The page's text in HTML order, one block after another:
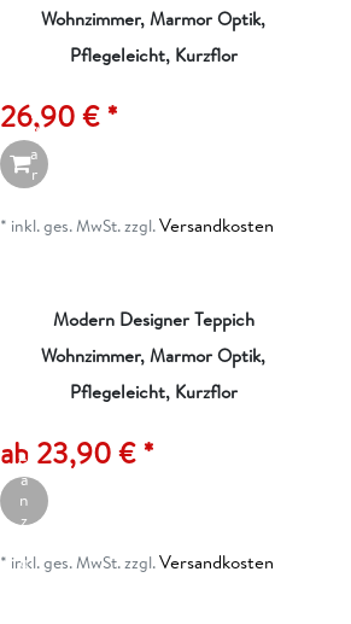
Wohnzimmer, Marmor Optik,
Pflegeleicht, Kurzflor
26,90 € *
n
W
a
r
e
n
k
* inkl. ges. MwSt.zzgl.Versandkosten
Modern Designer Teppich
Wohnzimmer, Marmor Optik,
Pflegeleicht, Kurzflor
ab 23,90 € *
ik
el
a
n
z
g
* inkl. ges. MwSt.zzgl.Versandkosten